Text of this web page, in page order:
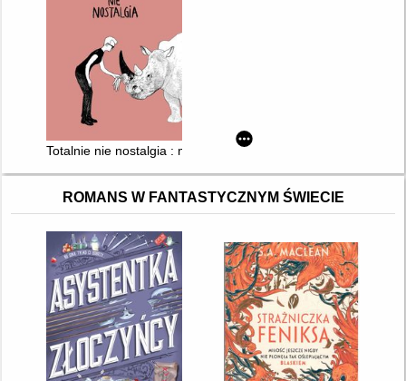
Totalnie nie nostalgia : memuar
ROMANS W FANTASTYCZNYM ŚWIECIE